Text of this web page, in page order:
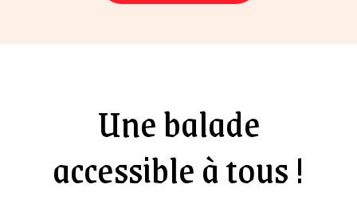
Une balade
accessible à tous !